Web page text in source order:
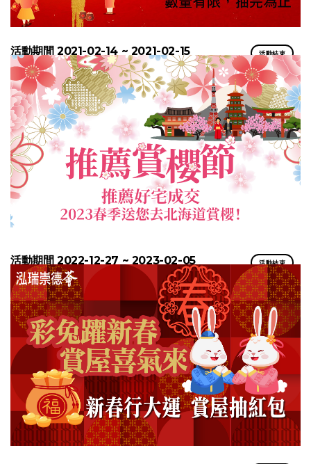
活動期間 2021-02-14 ~ 2021-02-15 活動結束
活動期間 2022-12-27 ~ 2023-02-05 活動結束